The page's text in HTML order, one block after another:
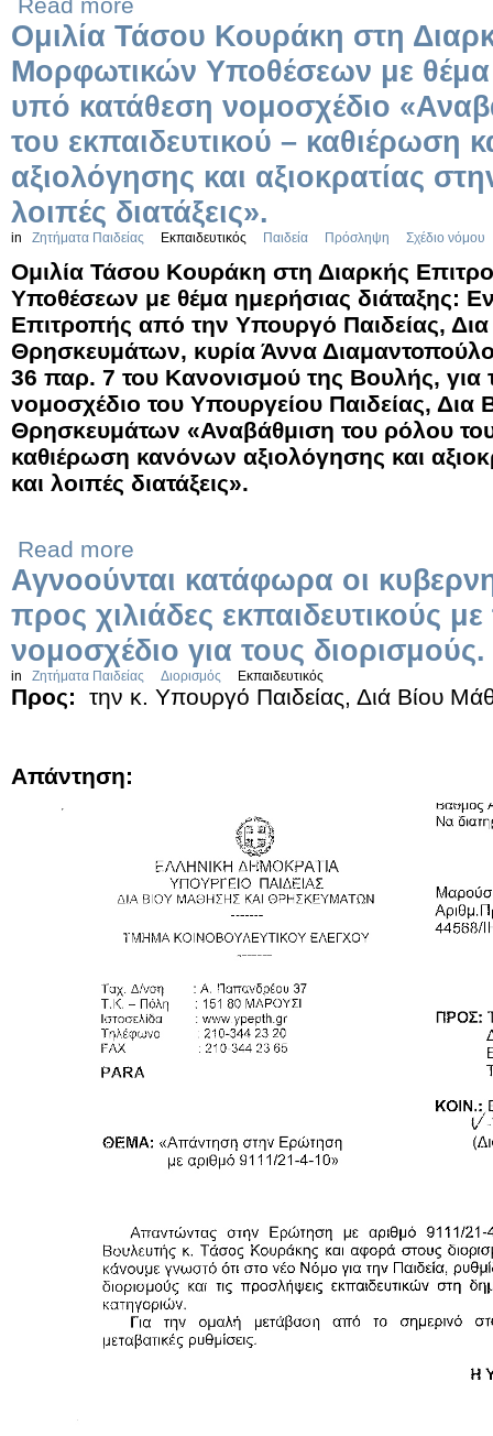
Ομιλία Τάσου Κουράκη στη
Μορφωτικών Υποθέσεων με
υπό κατάθεση νομοσχέδιο
του εκπαιδευτικού – καθιέρωση
αξιολόγησης και αξιοκρατίας
λοιπές διατάξεις».
in Ζητήματα Παιδείας Εκπαιδευτικός Παιδεία Πρόσληψη Σχέδιο νόμου
Ομιλία Τάσου Κουράκη στη Διαρκής
Υποθέσεων με θέμα ημερήσιας διάταξης:
Επιτροπής από την Υπουργό Παιδείας,
Θρησκευμάτων, κυρία Άννα
36 παρ. 7 του Κανονισμού της Βουλής, για
νομοσχέδιο του Υπουργείου Παιδείας, Δια
Θρησκευμάτων «Αναβάθμιση του ρόλου του
καθιέρωση κανόνων αξιολόγησης και
και λοιπές διατάξεις».
Read more
Αγνοούνται κατάφωρα οι
προς χιλιάδες εκπαιδευτικούς
νομοσχέδιο για τους διορισμούς.
in Ζητήματα Παιδείας Διορισμός Εκπαιδευτικός
Προς: την κ. Υπουργό Παιδείας, Διά Βίου
Απάντηση: